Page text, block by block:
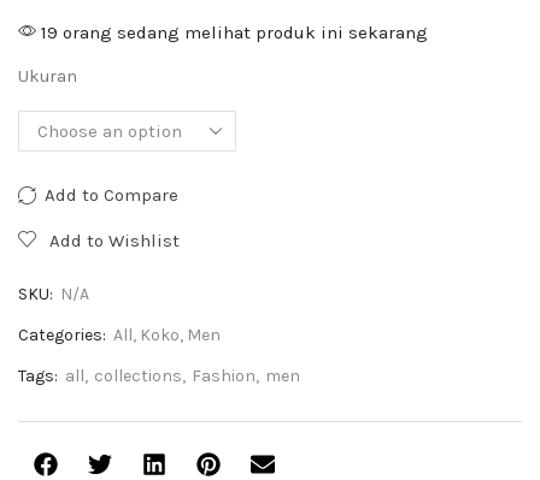
19 orang sedang melihat produk ini sekarang
Ukuran
Add to Compare
Add to Wishlist
SKU: N/A
Categories: All, Koko, Men
Tags: all, collections, Fashion, men